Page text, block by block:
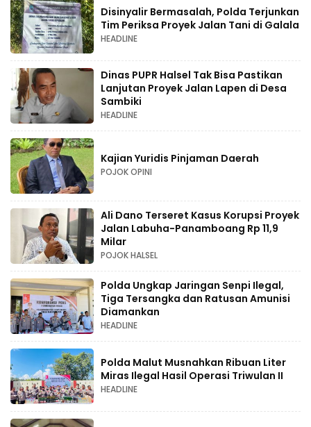
Disinyalir Bermasalah, Polda Terjunkan
Tim Periksa Proyek Jalan Tani di Galala
HEADLINE
Dinas PUPR Halsel Tak Bisa Pastikan
Lanjutan Proyek Jalan Lapen di Desa
Sambiki
HEADLINE
Kajian Yuridis Pinjaman Daerah
POJOK OPINI
Ali Dano Terseret Kasus Korupsi Proyek
Jalan Labuha-Panamboang Rp 11,9
Milar
POJOK HALSEL
Polda Ungkap Jaringan Senpi Ilegal,
Tiga Tersangka dan Ratusan Amunisi
Diamankan
HEADLINE
Polda Malut Musnahkan Ribuan Liter
Miras Ilegal Hasil Operasi Triwulan II
HEADLINE